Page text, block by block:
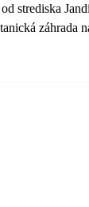
strediska
záhrada